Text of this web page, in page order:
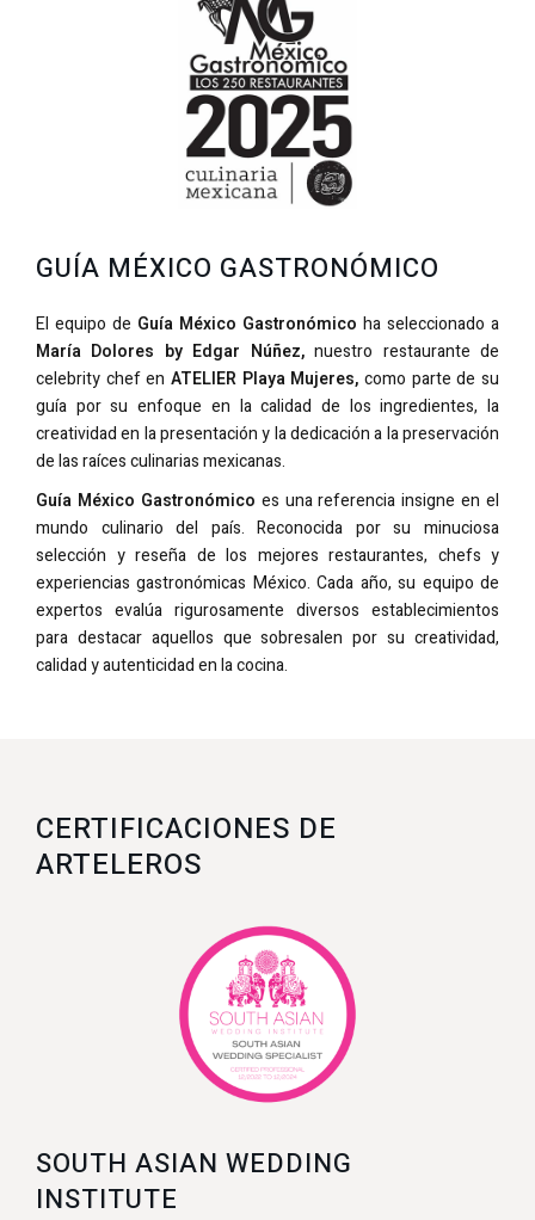
GUÍA MÉXICO GASTRONÓMICO
El equipo de Guía México Gastronómico ha seleccionado a
María Dolores by Edgar Núñez,nuestro restaurante de
celebrity chef en ATELIER Playa Mujeres,como parte de su
guía por su enfoque en la calidad de los ingredientes, la
creatividad en la presentación y la dedicación a la preservación
de las raíces culinarias mexicanas.
Guía México Gastronómico es una referencia insigne en el
mundo culinario del país. Reconocida por su minuciosa
selección y reseña de los mejores restaurantes, chefs y
experiencias gastronómicas México. Cada año, su equipo de
expertos evalúa rigurosamente diversos establecimientos
para destacar aquellos que sobresalen por su creatividad,
calidad y autenticidad en la cocina.
CERTIFICACIONES DE
ARTELEROS
SOUTH ASIAN WEDDING
INSTITUTE